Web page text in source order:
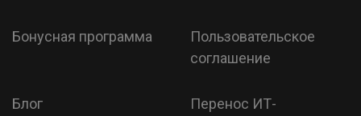
Бонусная программа
Пользовательское
соглашение
Блог
Перенос ИТ-